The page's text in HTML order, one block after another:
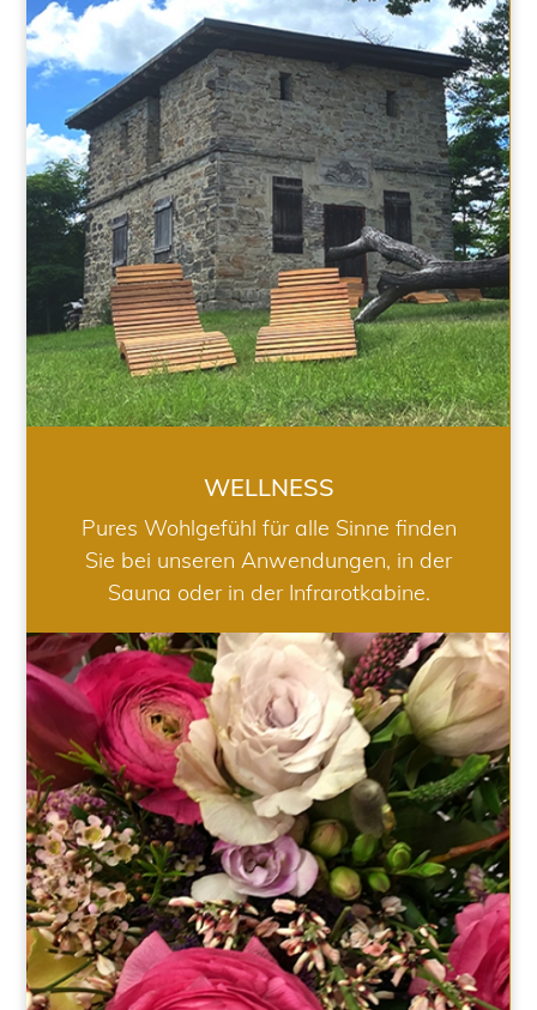
WELLNESS
WELLNESS
Pures Wohlgefühl für alle Sinne finden
Sie bei unseren Anwendungen, in der
Sauna oder in der Infrarotkabine.
HOCHZEIT